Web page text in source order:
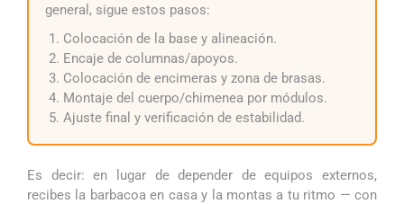
general, sigue estos pasos:
Colocación de la base y alineación.
Encaje de columnas/apoyos.
Colocación de encimeras y zona de brasas.
Montaje del cuerpo/chimenea por módulos.
Ajuste final y verificación de estabilidad.
Es decir: en lugar de depender de equipos externos,
recibes la barbacoa en casa y la montas a tu ritmo — con